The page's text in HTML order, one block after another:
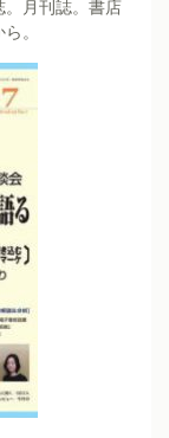
。月刊誌。書店
。